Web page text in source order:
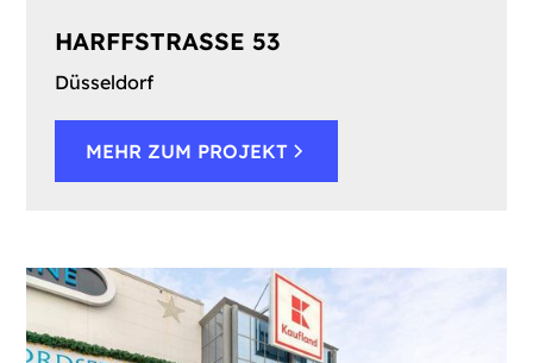
HARFFSTRASSE 53
Düsseldorf
MEHR ZUM PROJEKT